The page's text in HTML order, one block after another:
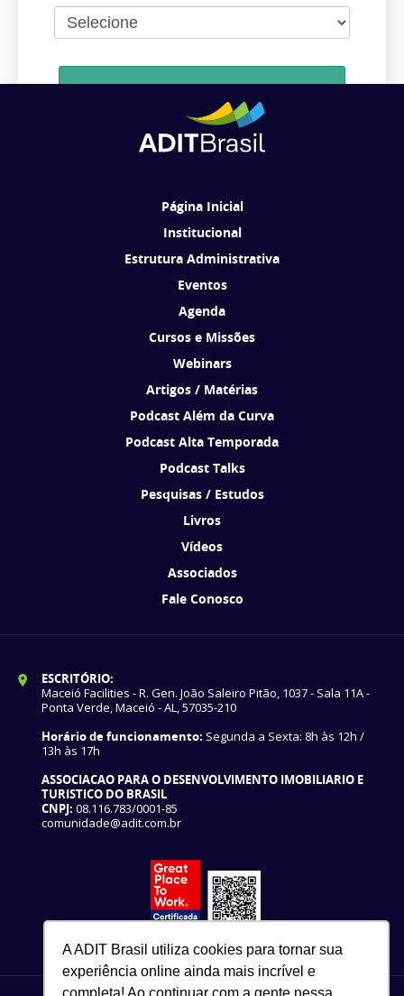
A ADIT Brasil utiliza cookies para tornar sua
experiência online ainda mais incrível e
completa! Ao continuar com a gente nessa
Ao se cadastrar, você concorda em receber comunicações da ADIT
Página Inicial
Institucional
Estrutura Administrativa
Eventos
Agenda
Cursos e Missões
Webinars
Artigos / Matérias
Podcast Além da Curva
Podcast Alta Temporada
Podcast Talks
Pesquisas / Estudos
Livros
Vídeos
Associados
Fale Conosco
ESCRITÓRIO:
Maceió Facilities - R. Gen. João Saleiro Pitão, 1037 - Sala 11A -
Ponta Verde, Maceió - AL, 57035-210
Horário de funcionamento: Segunda a Sexta: 8h às 12h /
13h às 17h
ASSOCIACAO PARA O DESENVOLVIMENTO IMOBILIARIO E
TURISTICO DO BRASIL
CNPJ: 08.116.783/0001-85
comunidade@adit.com.br